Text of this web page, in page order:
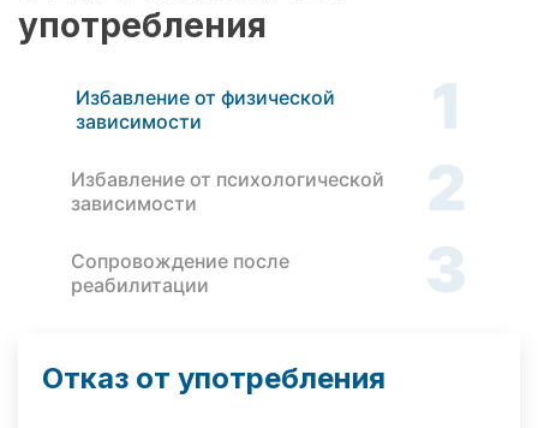
употребления
Избавление от физической
зависимости
1
Избавление от психологической
зависимости
2
Сопровождение после
реабилитации
3
Отказ от употребления